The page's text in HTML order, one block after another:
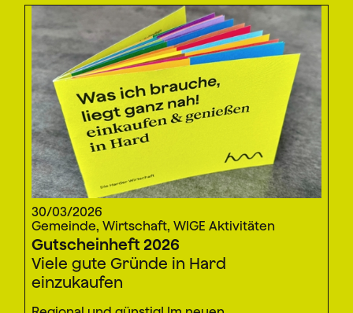
30/03/2026
Gemeinde, Wirtschaft, WIGE Aktivitäten
Gutscheinheft 2026
Viele gute Gründe in Hard
einzukaufen